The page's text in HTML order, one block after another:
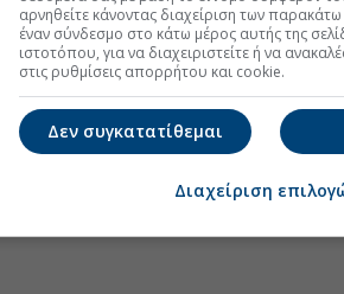
αρνηθείτε κάνοντας διαχείριση των
έναν σύνδεσμο στο κάτω μέρος αυτής της
ιστοτόπου, για να διαχειριστείτε ή να
στις ρυθμίσεις απορρήτου και cookie.
Δεν συγκατατίθεμαι
Διαχείριση